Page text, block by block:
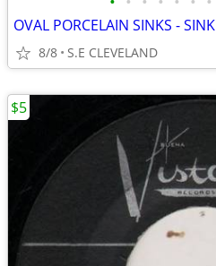
OVAL PORCELAIN SINKS - SINK
8/8 S.E CLEVELAND
$5